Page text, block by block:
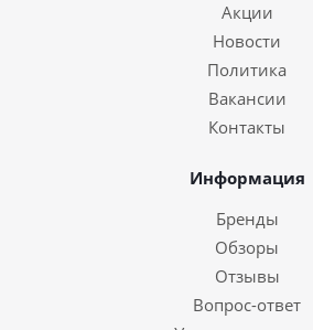
Акции
Новости
Политика
Вакансии
Контакты
Информация
Бренды
Обзоры
Отзывы
Вопрос-ответ